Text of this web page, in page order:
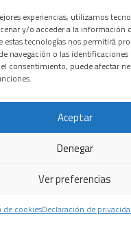
experiencias, utilizamos
y/o acceder a la información
tecnologías nos permitirá
navegación o las identificaciones
consentimiento, puede afectar
Aceptar
Denegar
Ver preferencias
de cookiesDeclaración de